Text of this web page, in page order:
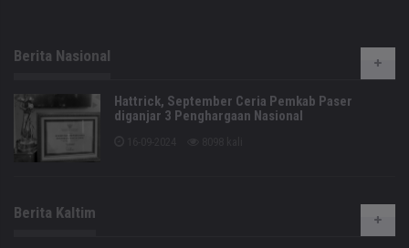
Berita Nasional
Hattrick, September Ceria Pemkab Paser
diganjar 3 Penghargaan Nasional
Berita Kaltim